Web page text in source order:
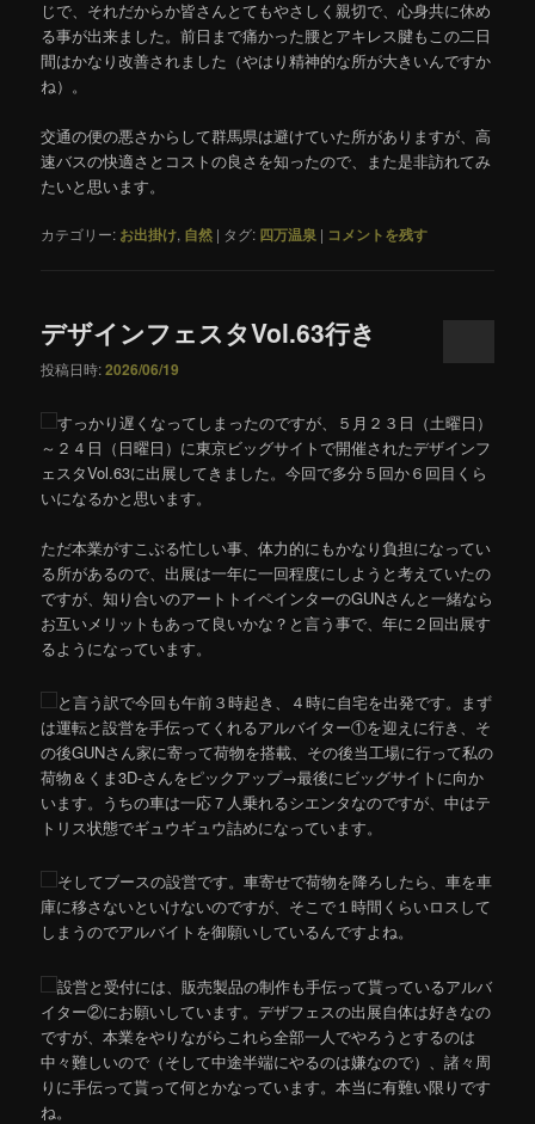
じで、それだからか皆さんとてもやさしく親切で、心身共に休め
る事が出来ました。前日まで痛かった腰とアキレス腱もこの二日
間はかなり改善されました（やはり精神的な所が大きいんですか
ね）。
交通の便の悪さからして群馬県は避けていた所がありますが、高
速バスの快適さとコストの良さを知ったので、また是非訪れてみ
たいと思います。
カテゴリー: お出掛け, 自然 | タグ: 四万温泉 | コメントを残す
デザインフェスタVol.63行き
投稿日時:2026/06/19
すっかり遅くなってしまったのですが、５月２３日（土曜日）
～２４日（日曜日）に東京ビッグサイトで開催されたデザインフ
ェスタVol.63に出展してきました。今回で多分５回か６回目くら
いになるかと思います。
ただ本業がすこぶる忙しい事、体力的にもかなり負担になってい
る所があるので、出展は一年に一回程度にしようと考えていたの
ですが、知り合いのアートトイペインターのGUNさんと一緒なら
お互いメリットもあって良いかな？と言う事で、年に２回出展す
るようになっています。
と言う訳で今回も午前３時起き、４時に自宅を出発です。まず
は運転と設営を手伝ってくれるアルバイター①を迎えに行き、そ
の後GUNさん家に寄って荷物を搭載、その後当工場に行って私の
荷物＆くま3D-さんをピックアップ→最後にビッグサイトに向か
います。うちの車は一応７人乗れるシエンタなのですが、中はテ
トリス状態でギュウギュウ詰めになっています。
そしてブースの設営です。車寄せで荷物を降ろしたら、車を車
庫に移さないといけないのですが、そこで１時間くらいロスして
しまうのでアルバイトを御願いしているんですよね。
設営と受付には、販売製品の制作も手伝って貰っているアルバ
イター②にお願いしています。デザフェスの出展自体は好きなの
ですが、本業をやりながらこれら全部一人でやろうとするのは
中々難しいので（そして中途半端にやるのは嫌なので）、諸々周
りに手伝って貰って何とかなっています。本当に有難い限りです
ね。